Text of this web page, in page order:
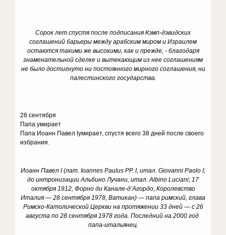
Сорок лет спустя после подписания Кэмп-дэвидских
соглашений барьеры между арабским миром и Израилем
остаются такими же высокими, как и прежде, - благодаря
знаменательной сделке и вытекающим из нее соглашениям
не было достигнуто ни постоянного мирного соглашения, ни
палестинского государства.
28 сентября
Папа умирает
Папа Иоанн Павел Iумирает, спустя всего 38 дней после своего
избрания.
Иоанн Павел I (лат. Ioannes Paulus PP. I, итал. Giovanni Paolo I;
до интронизации Альбино Лучани, итал. Albino Luciani; 17
октября 1912, Форно ди Канале-д’Агордо, Королевство
Италия — 28 сентября 1978, Ватикан) — папа римский, глава
Римско-Католической Церкви на протяжении 33 дней — с 26
августа по 28 сентября 1978 года. Последний на 2000 год
папа-итальянец.